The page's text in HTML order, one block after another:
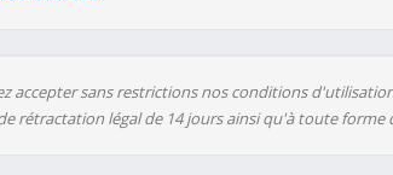
accepter sans restrictions nos conditions
rétractation légal de 14 jours ainsi qu'à toute